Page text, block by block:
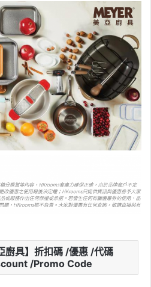
廚具】折扣碼 /優惠 /代碼
/Promo Code